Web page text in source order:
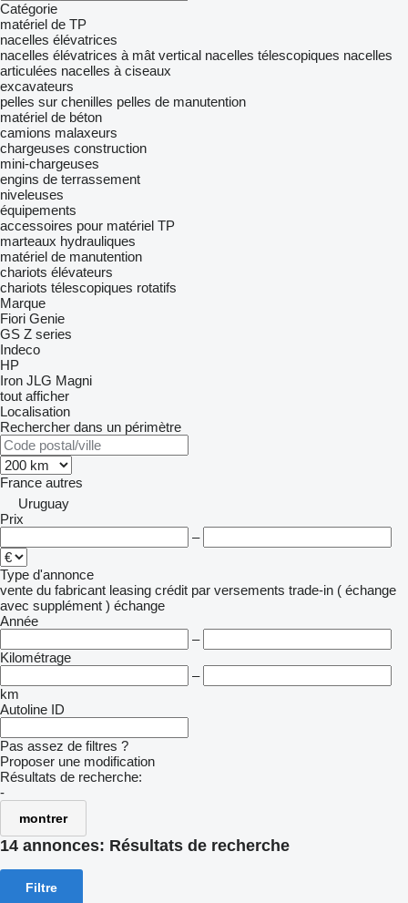
Catégorie
matériel de TP
nacelles élévatrices
nacelles élévatrices à mât vertical nacelles télescopiques nacelles
articulées nacelles à ciseaux
excavateurs
pelles sur chenilles pelles de manutention
matériel de béton
camions malaxeurs
chargeuses construction
mini-chargeuses
engins de terrassement
niveleuses
équipements
accessoires pour matériel TP
marteaux hydrauliques
matériel de manutention
chariots élévateurs
chariots télescopiques rotatifs
Marque
Fiori Genie
GS Z series
Indeco
HP
Iron JLG Magni
tout afficher
Localisation
Rechercher dans un périmètre
France autres
Uruguay
Prix
–
Type d'annonce
vente du fabricant leasing crédit par versements trade-in ( échange
avec supplément ) échange
Année
–
Kilométrage
–
km
Autoline ID
Pas assez de filtres ?
Proposer une modification
Résultats de recherche:
-
montrer
14 annonces: Résultats de recherche
Filtre